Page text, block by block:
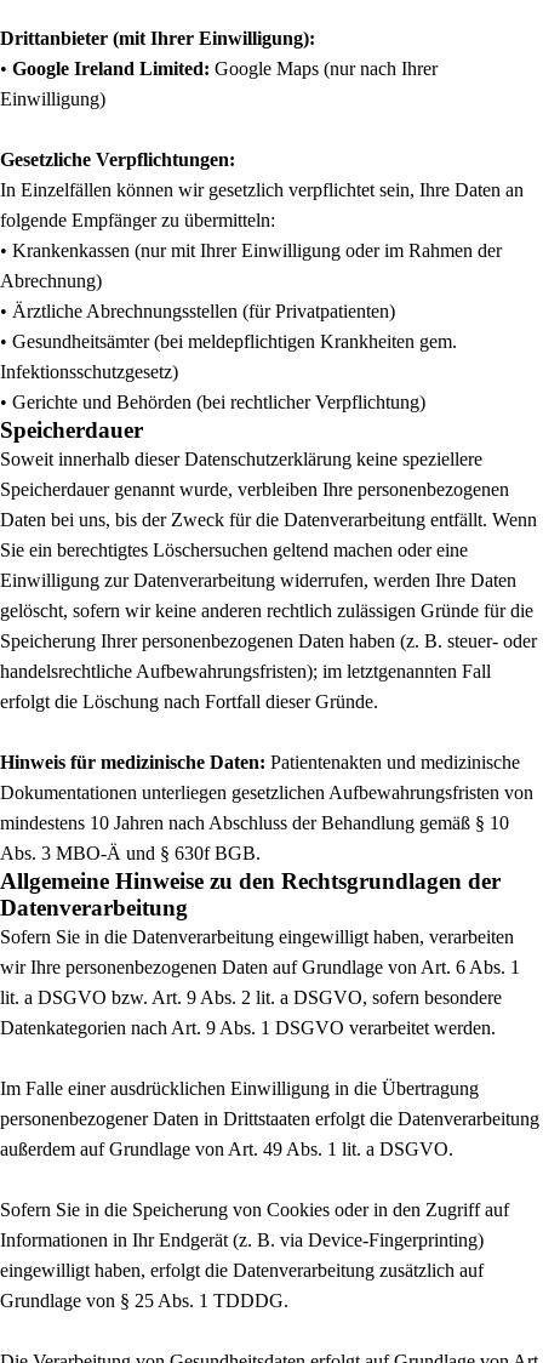
Drittanbieter (mit Ihrer Einwilligung):
• Google Ireland Limited: Google Maps (nur nach Ihrer
Einwilligung)
Gesetzliche Verpflichtungen:
In Einzelfällen können wir gesetzlich verpflichtet sein, Ihre Daten an
folgende Empfänger zu übermitteln:
• Krankenkassen (nur mit Ihrer Einwilligung oder im Rahmen der
Abrechnung)
• Ärztliche Abrechnungsstellen (für Privatpatienten)
• Gesundheitsämter (bei meldepflichtigen Krankheiten gem.
Infektionsschutzgesetz)
• Gerichte und Behörden (bei rechtlicher Verpflichtung)
Speicherdauer
Soweit innerhalb dieser Datenschutzerklärung keine speziellere
Speicherdauer genannt wurde, verbleiben Ihre personenbezogenen
Daten bei uns, bis der Zweck für die Datenverarbeitung entfällt. Wenn
Sie ein berechtigtes Löschersuchen geltend machen oder eine
Einwilligung zur Datenverarbeitung widerrufen, werden Ihre Daten
gelöscht, sofern wir keine anderen rechtlich zulässigen Gründe für die
Speicherung Ihrer personenbezogenen Daten haben (z. B. steuer- oder
handelsrechtliche Aufbewahrungsfristen); im letztgenannten Fall
erfolgt die Löschung nach Fortfall dieser Gründe.
Hinweis für medizinische Daten: Patientenakten und medizinische
Dokumentationen unterliegen gesetzlichen Aufbewahrungsfristen von
mindestens 10 Jahren nach Abschluss der Behandlung gemäß § 10
Abs. 3 MBO-Ä und § 630f BGB.
Allgemeine Hinweise zu den Rechtsgrundlagen der
Datenverarbeitung
Sofern Sie in die Datenverarbeitung eingewilligt haben, verarbeiten
wir Ihre personenbezogenen Daten auf Grundlage von Art. 6 Abs. 1
lit. a DSGVO bzw. Art. 9 Abs. 2 lit. a DSGVO, sofern besondere
Datenkategorien nach Art. 9 Abs. 1 DSGVO verarbeitet werden.
Im Falle einer ausdrücklichen Einwilligung in die Übertragung
personenbezogener Daten in Drittstaaten erfolgt die Datenverarbeitung
außerdem auf Grundlage von Art. 49 Abs. 1 lit. a DSGVO.
Sofern Sie in die Speicherung von Cookies oder in den Zugriff auf
Informationen in Ihr Endgerät (z. B. via Device-Fingerprinting)
eingewilligt haben, erfolgt die Datenverarbeitung zusätzlich auf
Grundlage von § 25 Abs. 1 TDDDG.